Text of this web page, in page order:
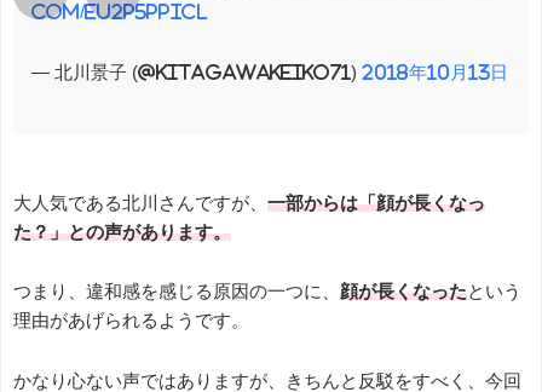
com/EU2p5PpIcL
— 北川景子 (@kitagawakeiko71) 2018年10月13日
大人気である北川さんですが、 一部からは「顔が長くなっ
た？」との声があります。
つまり、違和感を感じる原因の一つに、 顔が長くなったという
理由があげられるようです。
かなり心ない声ではありますが、きちんと反駁をすべく、今回